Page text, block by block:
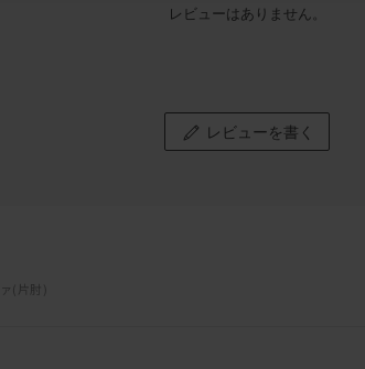
レビューはありません。
レビューを書く
(片肘)